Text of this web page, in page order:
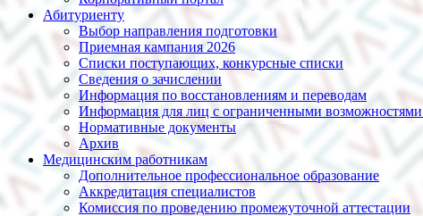
Абитуриенту
Выбор направления подготовки
Приемная кампания 2026
Списки поступающих, конкурсные списки
Сведения о зачислении
Информация по восстановлениям и переводам
Информация для лиц с ограниченными возможностями
Нормативные документы
Архив
Медицинским работникам
Дополнительное профессиональное образование
Аккредитация специалистов
Комиссия по проведению промежуточной аттестации